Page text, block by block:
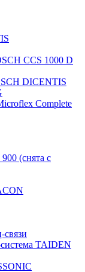
CCS 1000 D
DICENTIS
Complete
(снята с
TAIDEN